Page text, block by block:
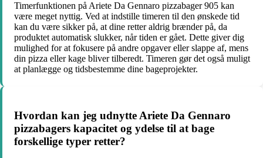
Timerfunktionen på Ariete Da Gennaro pizzabager 905 kan
være meget nyttig. Ved at indstille timeren til den ønskede tid
kan du være sikker på, at dine retter aldrig brænder på, da
produktet automatisk slukker, når tiden er gået. Dette giver dig
mulighed for at fokusere på andre opgaver eller slappe af, mens
din pizza eller kage bliver tilberedt. Timeren gør det også muligt
at planlægge og tidsbestemme dine bageprojekter.
Hvordan kan jeg udnytte Ariete Da Gennaro
pizzabagers kapacitet og ydelse til at bage
forskellige typer retter?